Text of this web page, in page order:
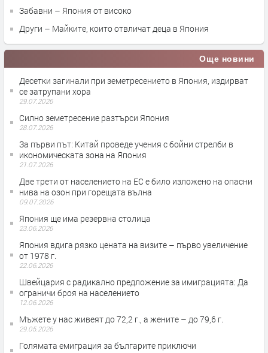
Забавни – Япония от високо
Други – Майките, които отвличат деца в Япония
Още новини
Десетки загинали при земетресението в Япония, издирват
се затрупани хора
29.07.2026
Силно земетресение разтърси Япония
28.07.2026
За първи път: Китай проведе учения с бойни стрелби в
икономическата зона на Япония
21.07.2026
Две трети от населението на ЕС е било изложено на опасни
нива на озон при горещата вълна
09.07.2026
Япония ще има резервна столица
23.06.2026
Япония вдига рязко цената на визите – първо увеличение
от 1978 г.
22.06.2026
Швейцария с радикално предложение за имиграцията: Да
ограничи броя на населението
12.06.2026
Мъжете у нас живеят до 72,2 г., а жените – до 79,6 г.
29.05.2026
Голямата емиграция за българите приключи